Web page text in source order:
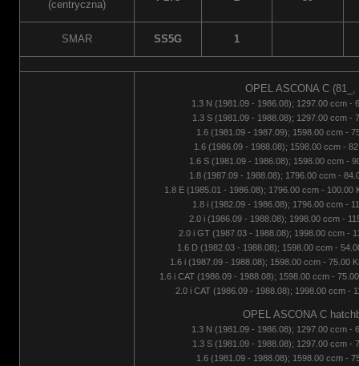
(centryczna)
SMAR SS5G 1
OPEL ASCONA C
1.3 N (1981.09 - 1986.08); 1297.00 ccm -
1.3 S (1981.09 - 1988.08); 1297.00 ccm -
1.6 (1981.09 - 1987.09); 1598.00 ccm -
1.6 (1986.09 - 1988.08); 1598.00 ccm -
1.6 S (1981.09 - 1986.08); 1598.00 ccm -
1.8 (1987.09 - 1988.08); 1796.00 ccm -
1.8 E (1985.01 - 1986.08); 1796.00 ccm - 100.00
1.8 i (1982.09 - 1986.08); 1796.00 ccm -
2.0 i (1986.09 - 1988.08); 1998.00 ccm -
2.0 i GT (1987.03 - 1988.08); 1998.00 ccm -
1.6 D (1982.03 - 1988.08); 1598.00 ccm -
1.6 i (1987.09 - 1988.08); 1598.00 ccm - 75.00
1.6 i CAT (1986.09 - 1988.08); 1598.00 ccm -
2.0 i CAT (1986.09 - 1988.08); 1998.00 ccm -
OPEL ASCONA C
1.3 N (1981.09 - 1986.08); 1297.00 ccm -
1.3 S (1981.09 - 1988.08); 1297.00 ccm -
1.6 (1981.09 - 1988.08); 1598.00 ccm -